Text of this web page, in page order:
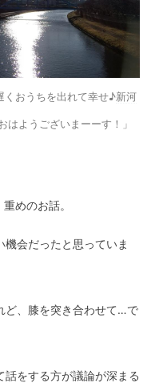
くおうちを出れて幸せ♪新河
ようございまーーす！」
めのお話。
会だったと思っていま
ど、膝を突き合わせて…で
をする方が議論が深まる